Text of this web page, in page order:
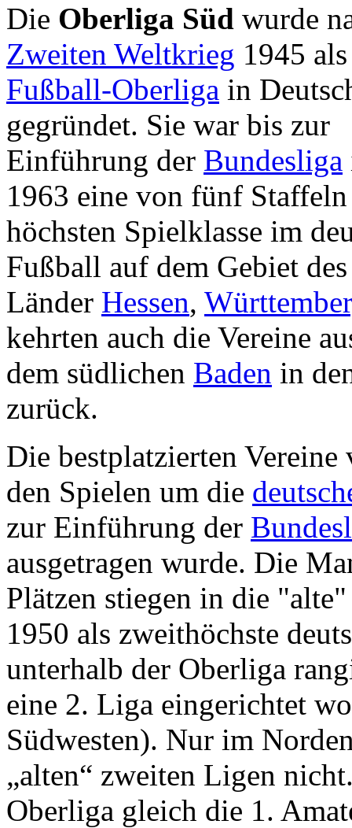
Die Oberliga Süd wurde
Zweiten Weltkrieg 1945
Fußball-Oberliga in
gegründet. Sie war bis zur
Einführung der Bundesliga
1963 eine von fünf
höchsten Spielklasse im
Fußball auf dem Gebiet
Länder Hessen,
kehrten auch die Vereine
dem südlichen Baden in
zurück.
Die bestplatzierten
den Spielen um die
zur Einführung der
ausgetragen wurde. Die
Plätzen stiegen in die
1950 als zweithöchste
unterhalb der Oberliga
eine 2. Liga eingerichtet
Südwesten). Nur im
„alten“ zweiten Ligen
Oberliga gleich die 1.